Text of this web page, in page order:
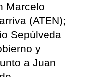
Marcelo
(ATEN);
Sepúlveda
y
a Juan